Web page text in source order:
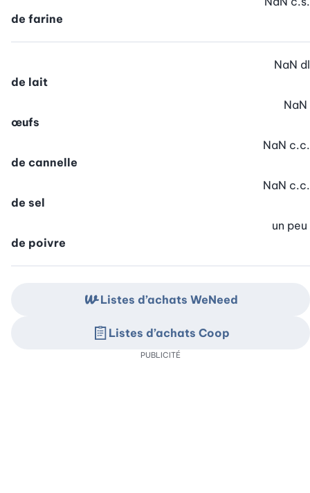
de farine
de lait
NaN dl
œufs
NaN
de cannelle
NaN c.c.
de sel
NaN c.c.
de poivre
un peu
Listes d’achats WeNeed
Listes d’achats Coop
PUBLICITÉ